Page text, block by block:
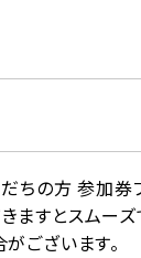
ちの方 参加券
すとスムーズ
ございます。